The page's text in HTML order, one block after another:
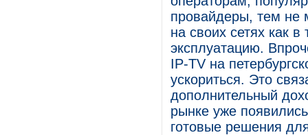
провайдеры, тем не
на своих сетях как
эксплуатацию.
IP-TV на
ускориться. Это
дополнительный
рынке уже
готовые решения